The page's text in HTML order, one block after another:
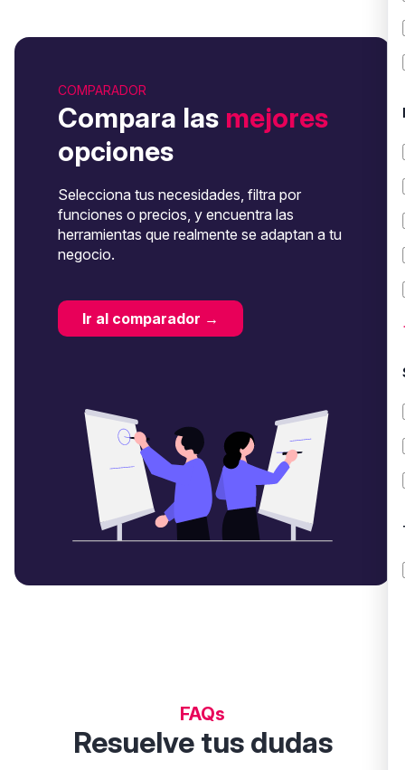
COMPARADOR
Compara las mejores
opciones
Selecciona tus necesidades, filtra por
funciones o precios, y encuentra las
herramientas que realmente se adaptan a tu
negocio.
Ir al comparador →
FAQs
Resuelve tus dudas